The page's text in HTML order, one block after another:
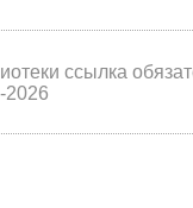
ссылка
2026